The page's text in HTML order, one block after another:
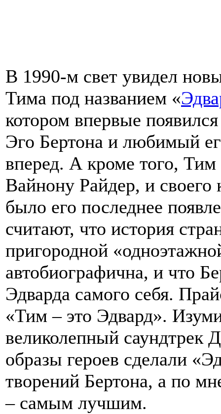
В 1990-м свет увидел
Тима под названием «
котором впервые
Эго Бертона и любимый
вперед. А кроме того, Тим
Вайнону Райдер, и
было его последнее
считают, что история
пригородной
автобиографична, и что
Эдварда самого себя.
«Тим – это Эдвард».
великолепный саундтрек
образы героев сделали
творений Бертона, а по
– самым лучшим.